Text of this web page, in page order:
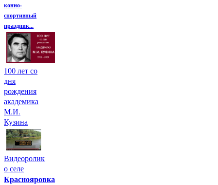
конно-
спортивный
праздник...
100 лет со
дня
рождения
академика
М.И.
Кузина
Видеоролик
о селе
Краснояровка